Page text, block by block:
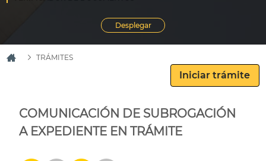
TRÁMITES
COMUNICACIÓN DE SUBROGACIÓN
A EXPEDIENTE EN TRÁMITE